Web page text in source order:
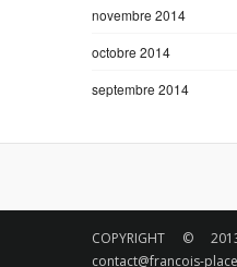
novembre 2014
octobre 2014
septembre 2014
COPYRIGHT ©
contact@francois-